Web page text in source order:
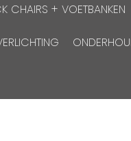
CHAIRS + VOETBANKEN